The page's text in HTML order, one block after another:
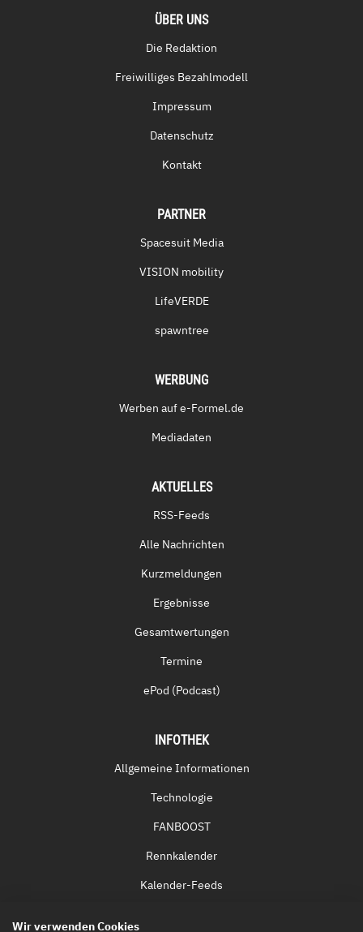
ÜBER UNS
Die Redaktion
Freiwilliges Bezahlmodell
Impressum
Datenschutz
Kontakt
PARTNER
Spacesuit Media
VISION mobility
LifeVERDE
spawntree
WERBUNG
Werben auf e-Formel.de
Mediadaten
AKTUELLES
RSS-Feeds
Alle Nachrichten
Kurzmeldungen
Ergebnisse
Gesamtwertungen
Termine
ePod (Podcast)
INFOTHEK
Allgemeine Informationen
Technologie
FANBOOST
Rennkalender
Kalender-Feeds
Wir verwenden Cookies